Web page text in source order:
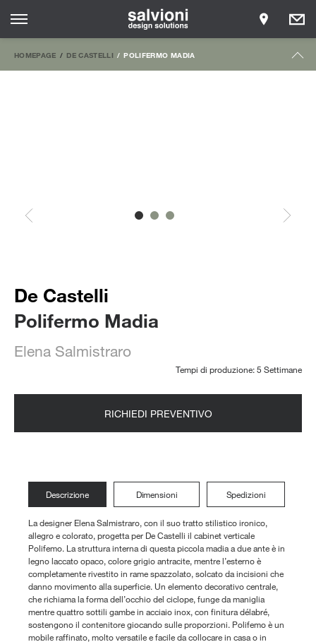
HOMEPAGE DE CASTELLI POLIFERMO MADIA
De Castelli
Polifermo Madia
Elena Salmistraro
Tempi di produzione: 5 Settimane
RICHIEDI PREVENTIVO
Descrizione Dimensioni Spedizioni
La designer Elena Salmistraro, con il suo tratto stilistico ironico,
allegro e colorato, progetta per De Castelli il cabinet verticale
Polifemo. La struttura interna di questa piccola madia a due ante è in
legno laccato opaco, colore grigio antracite, mentre l’esterno è
completamente rivestito in rame spazzolato, solcato da incisioni che
danno movimento alla superficie. Un elemento decorativo centrale,
che richiama la forma dell’occhio del ciclope, funge da maniglia
mentre quattro sottili gambe in acciaio inox, con finitura délabré,
sostengono il contenitore giocando sulle proporzioni. Polifemo è un
mobile raffinato, molto versatile e facile da collocare in casa o in